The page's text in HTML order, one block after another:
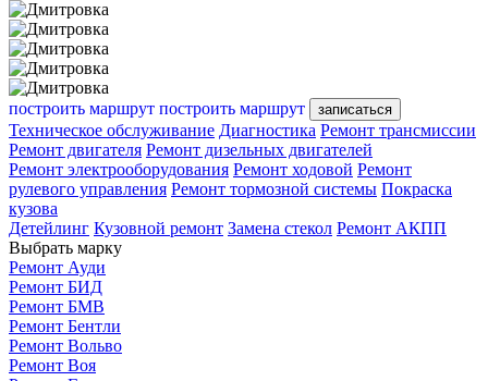
построить маршрут построить маршрут записаться
Техническое обслуживание Диагностика Ремонт трансмиссии
Ремонт двигателя Ремонт дизельных двигателей
Ремонт электрооборудования Ремонт ходовой Ремонт
рулевого управления Ремонт тормозной системы Покраска
кузова
Детейлинг Кузовной ремонт Замена стекол Ремонт АКПП
Выбрать марку
Ремонт Ауди
Ремонт БИД
Ремонт БМВ
Ремонт Бентли
Ремонт Вольво
Ремонт Воя